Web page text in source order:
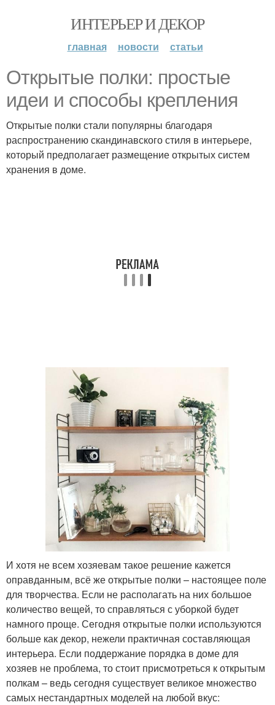
ИНТЕРЬЕР И ДЕКОР
главная новости статьи
Открытые полки: простые
идеи и способы крепления
Открытые полки стали популярны благодаря
распространению скандинавского стиля в интерьере,
который предполагает размещение открытых систем
хранения в доме.
И хотя не всем хозяевам такое решение кажется
оправданным, всё же открытые полки – настоящее поле
для творчества. Если не располагать на них большое
количество вещей, то справляться с уборкой будет
намного проще. Сегодня открытые полки используются
больше как декор, нежели практичная составляющая
интерьера. Если поддержание порядка в доме для
хозяев не проблема, то стоит присмотреться к открытым
полкам – ведь сегодня существует великое множество
самых нестандартных моделей на любой вкус: